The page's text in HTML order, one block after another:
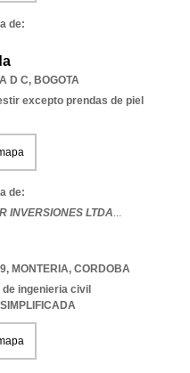
de:
D C, BOGOTA
excepto prendas de piel
de:
INVERSIONES LTDA...
, MONTERIA, CORDOBA
ingenieria civil